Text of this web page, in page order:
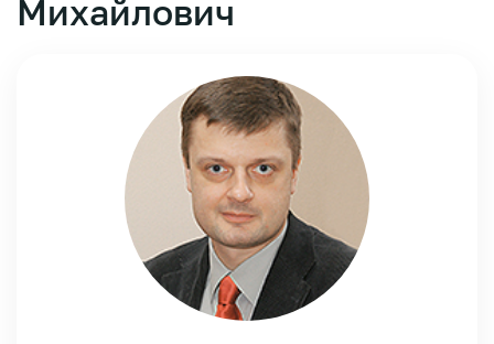
Лекторы
Михайлович